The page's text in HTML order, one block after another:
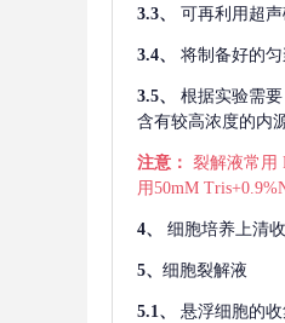
3.3、 可再利用超
3.4、 将制备好的
3.5、 根据实验需
含有较高浓度的内
注意： 裂解液常用
用50mM
4、 细胞培养上清
5、 细胞裂解液
5.1、 悬浮细胞的收